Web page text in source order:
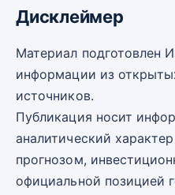
Дисклеймер
Материал подготовлен
информации из
источников.
Публикация носит
аналитический
прогнозом,
официальной позицией